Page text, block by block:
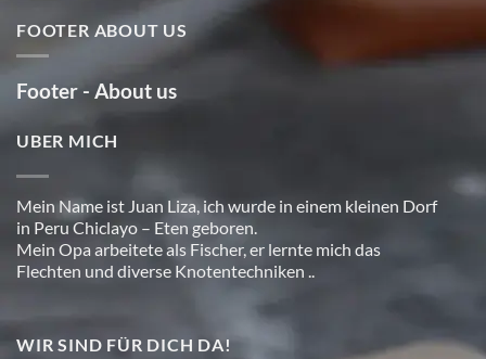
FOOTER ABOUT US
Footer - About us
UBER MICH
Mein Name ist Juan Liza, ich wurde in einem kleinen Dorf
in Peru Chiclayo – Eten geboren.
Mein Opa arbeitete als Fischer, er lernte mich das
Flechten und diverse Knotentechniken ..
WIR SIND FÜR DICH DA!